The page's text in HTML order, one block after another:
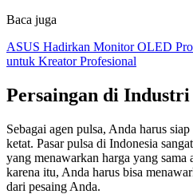
Baca juga
ASUS Hadirkan Monitor OLED
untuk Kreator Profesional
Persaingan di Industri
Sebagai agen pulsa, Anda harus
ketat. Pasar pulsa di Indonesia
yang menawarkan harga yang
karena itu, Anda harus bisa
dari pesaing Anda.